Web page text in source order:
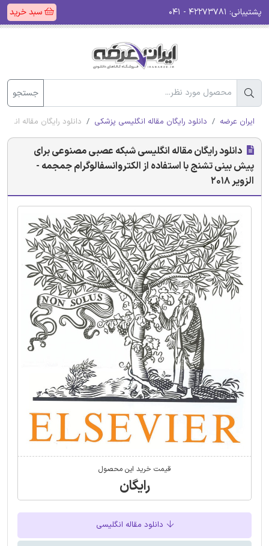
پشتیبانی: سبد خرید
جستجو
ایران عرضه دانلود رایگان مقاله انگلیسی پزشکی دانلود رایگان مقاله
دانلود رایگان مقاله انگلیسی شبکه عصبی مصنوعی برای
پیش بینی تشنج با استفاده از الکتروانسفالوگرام جمجمه -
الزویر 2018
قیمت خرید این محصول
رایگان
دانلود مقاله انگلیسی